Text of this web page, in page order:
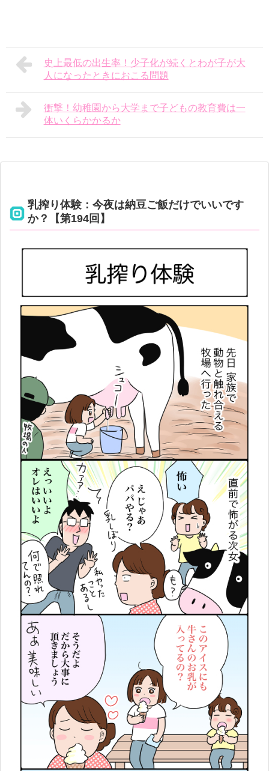
史上最低の出生率！少子化が続くとわが子が大
人になったときにおこる問題
衝撃！幼稚園から大学まで子どもの教育費は一
体いくらかかるか
乳搾り体験：今夜は納豆ご飯だけでいいです
か？【第194回】